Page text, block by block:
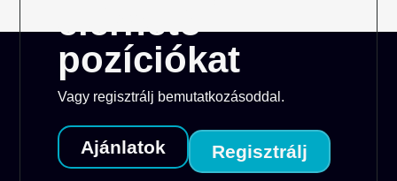
elérhető
pozíciókat
Vagy regisztrálj bemutatkozásoddal.
Ajánlatok Regisztrálj